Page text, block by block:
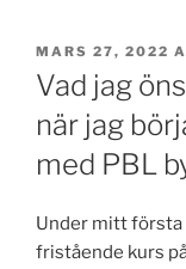
PUBLICERAT
MARS 27, 2022
Vad jag
när jag
med PBL
Under mitt första
fristående kurs